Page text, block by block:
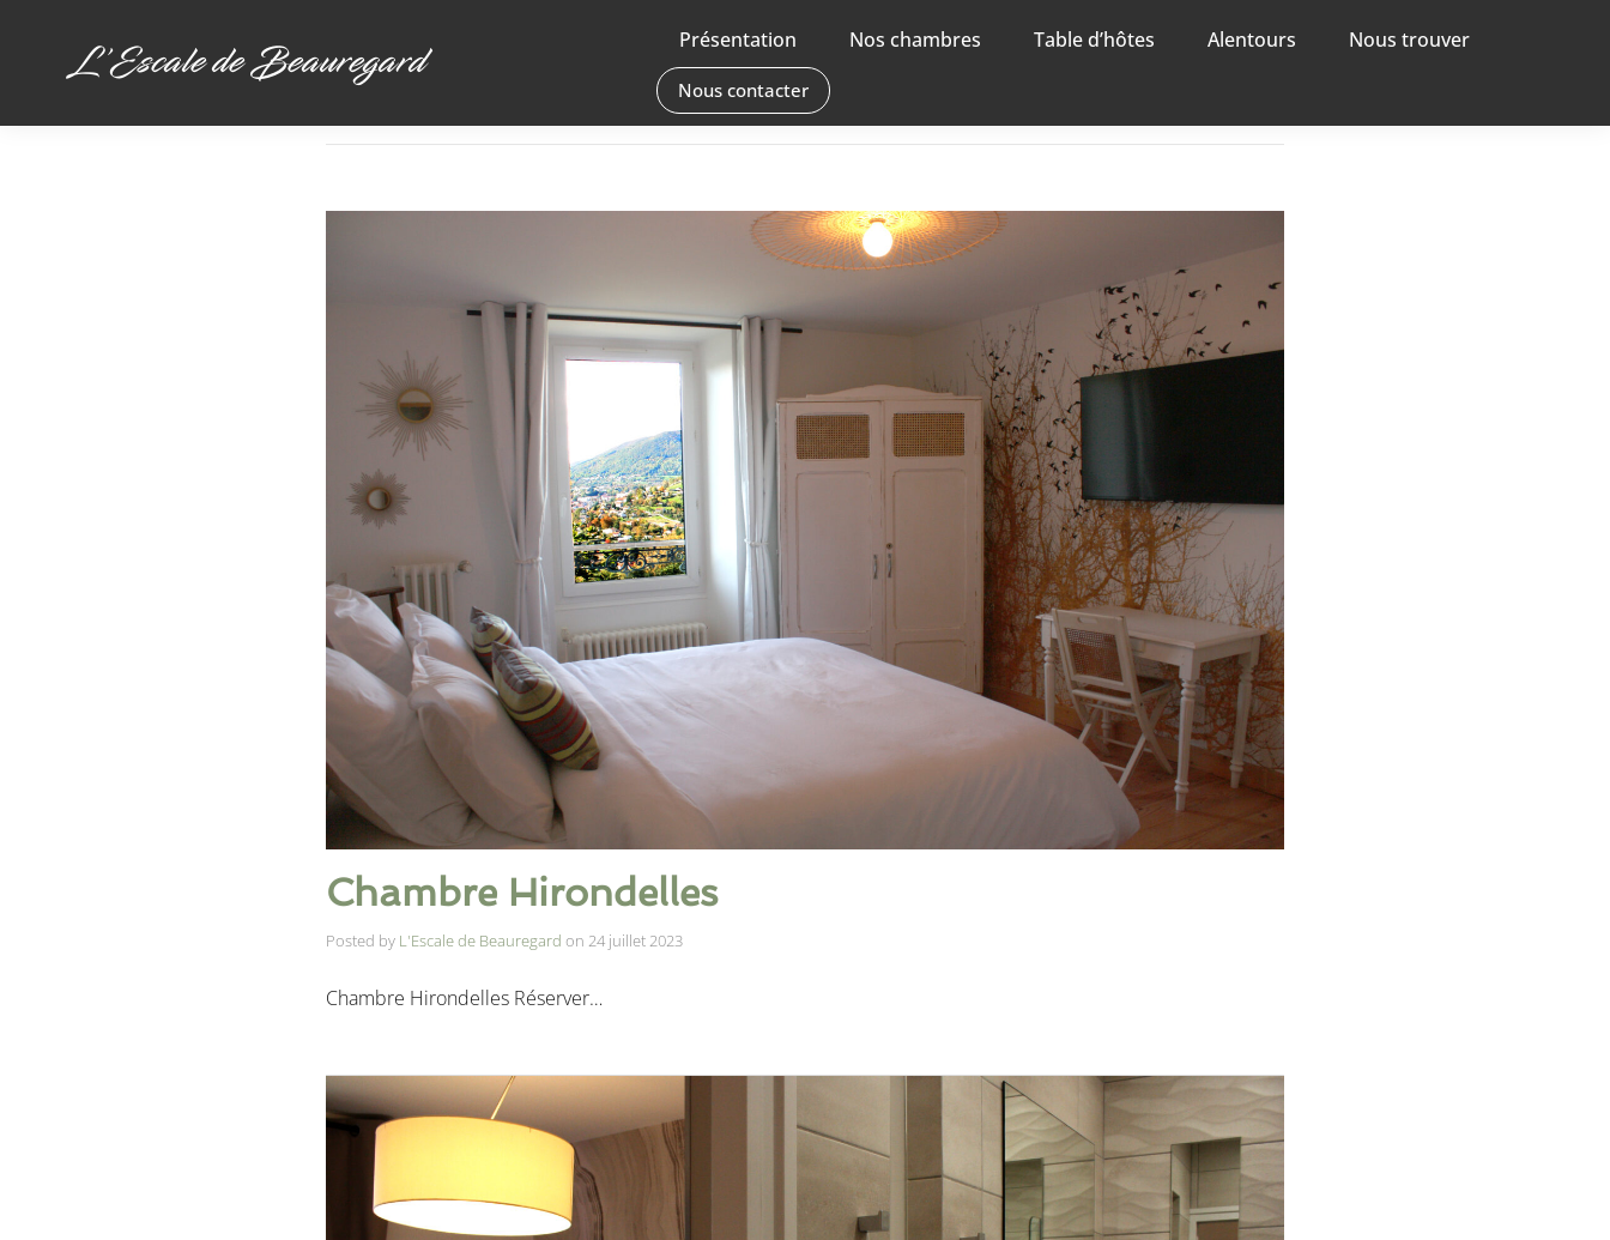
L'Escale de Beauregard Présentation Nos chambres Table d’hôtes Alentours Nous trouver
Nous contacter
Chambre Hirondelles
Posted by L'Escale de Beauregard on 24 juillet 2023
Chambre Hirondelles Réserver…